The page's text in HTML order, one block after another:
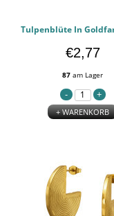
€2,77
87 am Lager
+ WARENKORB